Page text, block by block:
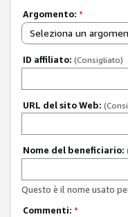
Argomento: *
Seleziona un
ID affiliato: (Consigliato)
URL del sito Web:
Nome del beneficiario:
Questo è il nome usato
Commenti: *